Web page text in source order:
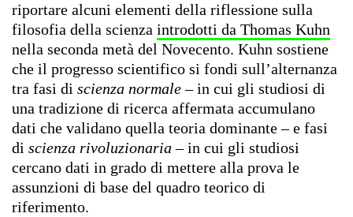
riportare alcuni elementi della riflessione sulla
filosofia della scienza introdotti da Thomas Kuhn
nella seconda metà del Novecento. Kuhn sostiene
che il progresso scientifico si fondi sull’alternanza
tra fasi di scienza normale– in cui gli studiosi di
una tradizione di ricerca affermata accumulano
dati che validano quella teoria dominante – e fasi
di scienza rivoluzionaria– in cui gli studiosi
cercano dati in grado di mettere alla prova le
assunzioni di base del quadro teorico di
riferimento.